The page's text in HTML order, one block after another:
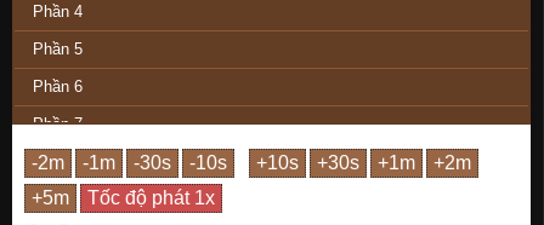
Phần 4
Phần 5
Phần 6
Phần 7
Phần 8
Phần 9